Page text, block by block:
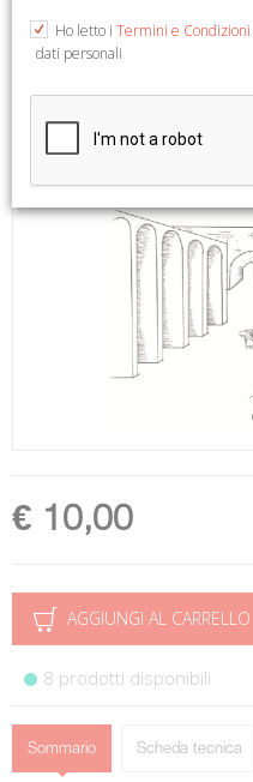
€ 10,00
AGGIUNGI AL CARRELLO
8 prodotti disponibili
Sommario Scheda tecnica
Ho letto i Termini e Condizioni
dati personali